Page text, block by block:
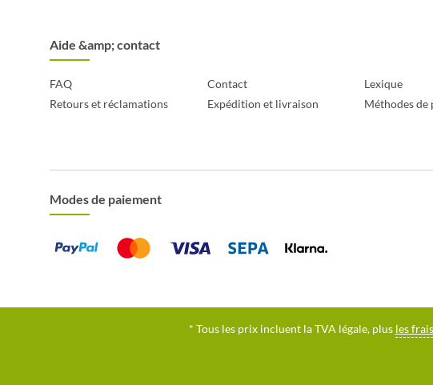
Aide &amp; contact
FAQ Contact
Lexique
Retours et réclamations
Expédition et livraison Méthodes de
Modes de paiement
* Tous les prix incluent la TVA légale, plus les